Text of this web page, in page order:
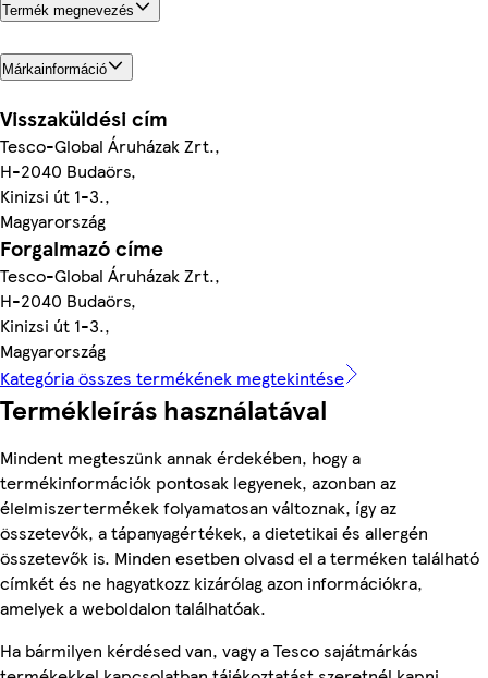
Termék megnevezés
Márkainformáció
Visszaküldési cím
Tesco-Global Áruházak Zrt.,
H-2040 Budaörs,
Kinizsi út 1-3.,
Magyarország
Forgalmazó címe
Tesco-Global Áruházak Zrt.,
H-2040 Budaörs,
Kinizsi út 1-3.,
Magyarország
Kategória összes termékének megtekintése
Termékleírás használatával
Mindent megteszünk annak érdekében, hogy a
termékinformációk pontosak legyenek, azonban az
élelmiszertermékek folyamatosan változnak, így az
összetevők, a tápanyagértékek, a dietetikai és allergén
összetevők is. Minden esetben olvasd el a terméken található
címkét és ne hagyatkozz kizárólag azon információkra,
amelyek a weboldalon találhatóak.
Ha bármilyen kérdésed van, vagy a Tesco sajátmárkás